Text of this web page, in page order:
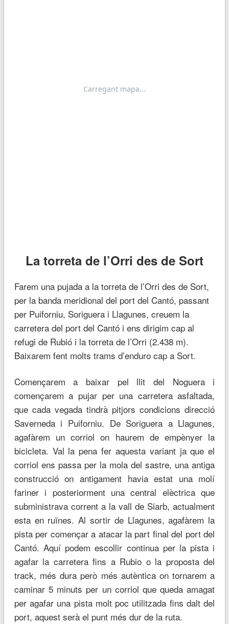
La torreta de l’Orri des de Sort
Farem una pujada a la torreta de l’Orri des de Sort,
per la banda meridional del port del Cantó, passant
per Puiforniu, Soriguera i Llagunes, creuem la
carretera del port del Cantó i ens dirigim cap al
refugi de Rubió i la torreta de l’Orri (2.438 m).
Baixarem fent molts trams d’enduro cap a Sort.
Començarem a baixar pel llit del Noguera i
començarem a pujar per una carretera asfaltada,
que cada vegada tindrà pitjors condicions direcció
Saverneda i Puiforniu. De Soriguera a Llagunes,
agafàrem un corriol on haurem de empènyer la
bicicleta. Val la pena fer aquesta variant ja que el
corriol ens passa per la mola del sastre, una antiga
construcció on antigament havia estat una molí
fariner i posteriorment una central elèctrica que
subministrava corrent a la vall de Siarb, actualment
esta en ruïnes. Al sortir de Llagunes, agafàrem la
pista per començar a atacar la part final del port del
Cantó. Aquí podem escollir continua per la pista i
agafar la carretera fins a Rubio o la proposta del
track, més dura però més autèntica on tornarem a
caminar 5 minuts per un corriol que queda amagat
per agafar una pista molt poc utilitzada fins dalt del
port, aquest serà el punt més dur de la ruta.